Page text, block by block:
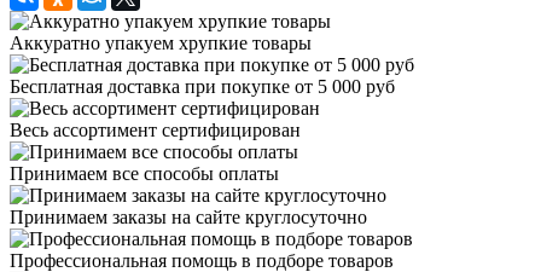
Аккуратно упакуем хрупкие товары
Бесплатная доставка при покупке от 5 000 руб
Весь ассортимент сертифицирован
Принимаем все способы оплаты
Принимаем заказы на сайте круглосуточно
Профессиональная помощь в подборе товаров